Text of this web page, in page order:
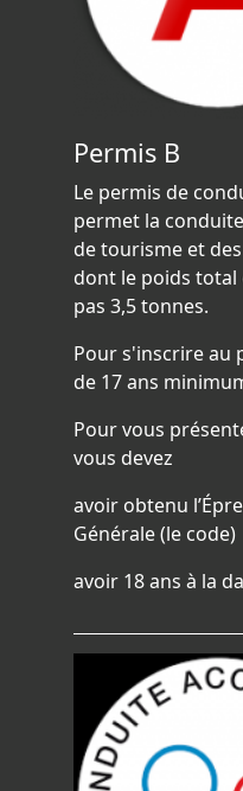
Permis B
Le permis de
permet la
de tourisme et
dont le poids total
pas 3,5 tonnes.
Pour s'inscrire au
de 17 ans
Pour vous
vous devez
avoir obtenu
Générale (le code)
avoir 18 ans à la